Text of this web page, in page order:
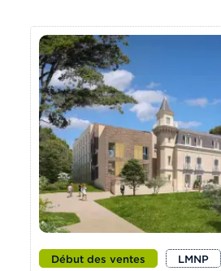
Début des ventes LMNP